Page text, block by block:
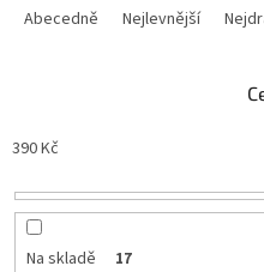
p
o
Abecedně Nejlevnější
390Kč
Na skladě 17